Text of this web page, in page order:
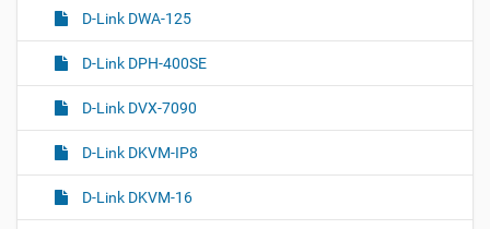
D-Link DWA-125
D-Link DPH-400SE
D-Link DVX-7090
D-Link DKVM-IP8
D-Link DKVM-16